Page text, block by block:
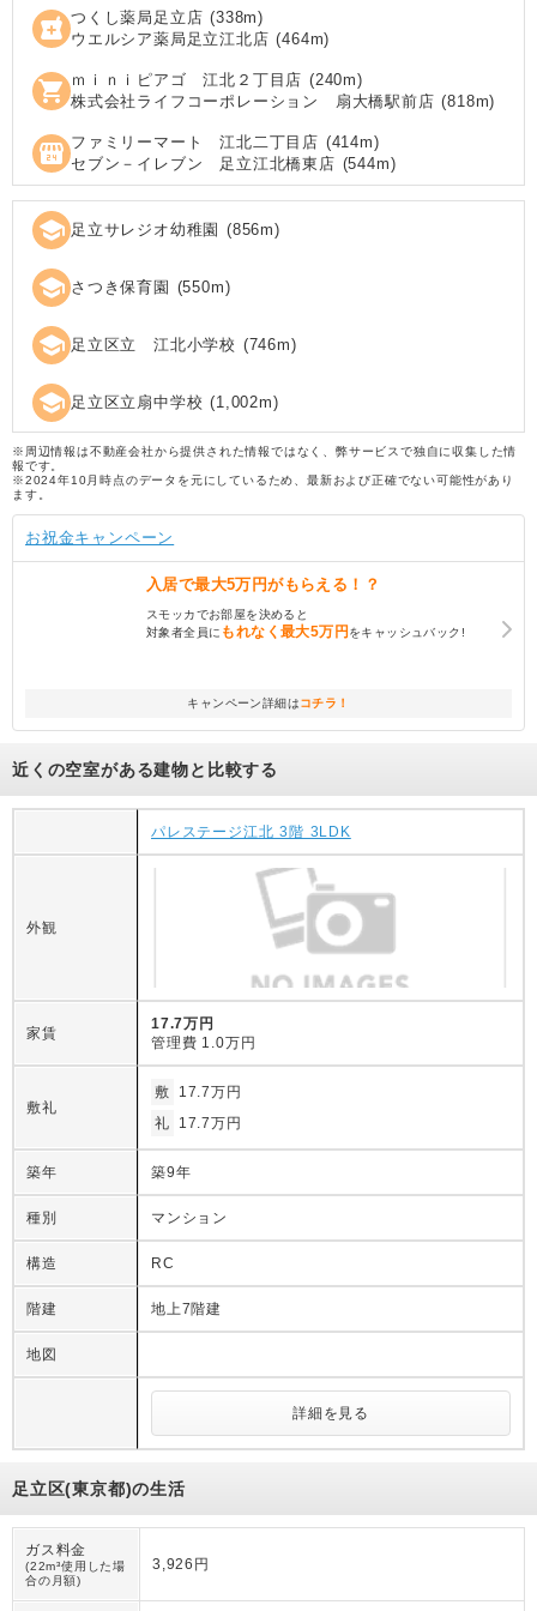
local_pharmacy つくし薬局足立店 (338m)
ウエルシア薬局足立江北店 (464m)
shopping_cart ｍｉｎｉピアゴ 江北２丁目店 (240m)
株式会社ライフコーポレーション 扇大橋駅前店 (818m)
local_convenience_store ファミリーマート 江北二丁目店 (414m)
セブン－イレブン 足立江北橋東店 (544m)
school 足立サレジオ幼稚園 (856m)
school さつき保育園 (550m)
school 足立区立 江北小学校 (746m)
school 足立区立扇中学校 (1,002m)
※周辺情報は不動産会社から提供された情報ではなく、弊サービスで独自に収集した情
報です。
※2024年10月時点のデータを元にしているため、最新および正確でない可能性があり
ます。
お祝金キャンペーン
入居で最大5万円がもらえる！？
スモッカでお部屋を決めると
対象者全員に もれなく最大5万円 をキャッシュバック!
キャンペーン詳細はコチラ！
近くの空室がある建物と比較する
パレステージ江北 3階 3LDK
外観
家賃
17.7万円
管理費 1.0万円
敷礼
敷
17.7万円
礼
17.7万円
築年 築9年
種別 マンション
構造 RC
階建 地上7階建
地図
詳細を見る
足立区(東京都)の生活
ガス料金
(22m³使用した場
合の月額)
3,926円